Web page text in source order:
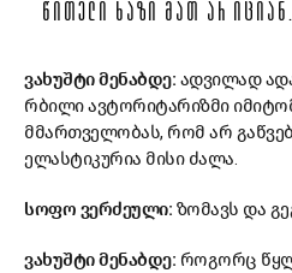
ᲬᲘᲗᲔᲚᲘ ᲮᲐᲖᲘ ᲛᲐᲗ ᲐᲠ ᲘᲪᲘᲐᲜ.
ვახუშტი მენაბდე: ადვილად
რბილი ავტორიტარიზმი იმიტომ
მმართველობას, რომ არ
ელასტიკურია მისი ძალა.
სოფო ვერძეული: ზომავს და
ვახუშტი მენაბდე: როგორც